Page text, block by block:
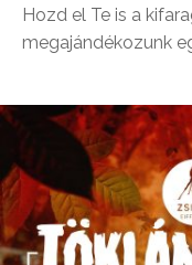
Hozd el Te is a
megajándékozunk